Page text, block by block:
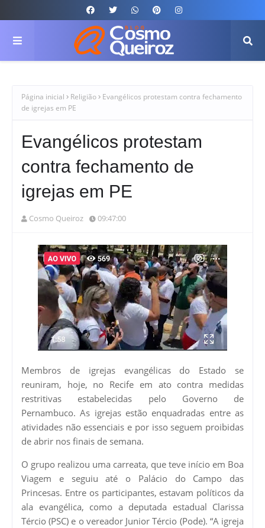
Página inicial Religião
Evangélicos protestam contra fechamento
de igrejas em PE
Evangélicos protestam
contra fechamento de
igrejas em PE
Cosmo Queiroz 09:47:00
Membros de igrejas evangélicas do Estado se
reuniram, hoje, no Recife em ato contra medidas
restritivas estabelecidas pelo Governo de
Pernambuco. As igrejas estão enquadradas entre as
atividades não essenciais e por isso seguem proibidas
de abrir nos finais de semana.
O grupo realizou uma carreata, que teve início em Boa
Viagem e seguiu até o Palácio do Campo das
Princesas. Entre os participantes, estavam políticos da
ala evangélica, como a deputada estadual Clarissa
Tércio (PSC) e o vereador Junior Tércio (Pode). “A igreja